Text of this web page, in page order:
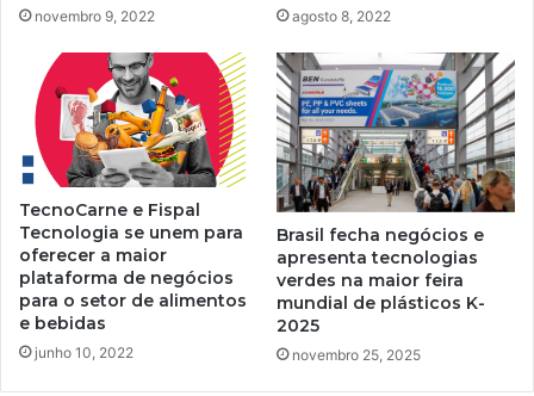
novembro 9, 2022 agosto 8, 2022
TecnoCarne e Fispal
Tecnologia se unem para
oferecer a maior
plataforma de negócios
para o setor de alimentos
e bebidas
junho 10, 2022
Brasil fecha negócios e
apresenta tecnologias
verdes na maior feira
mundial de plásticos K-
2025
novembro 25, 2025